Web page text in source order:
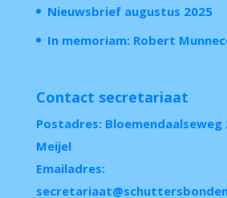
Nieuwsbrief augustus 2025
In memoriam: Robert
Contact secretariaat
Postadres: Bloemendaalseweg
Meijel
Emailadres: